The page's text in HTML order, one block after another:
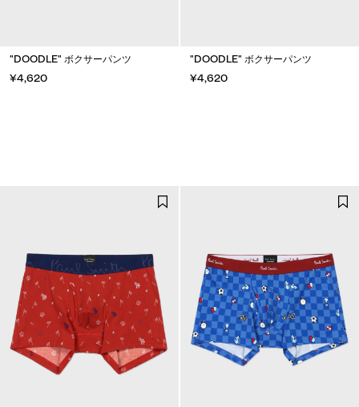
"DOODLE" ボクサーパンツ
¥4,620
"DOODLE" ボクサーパンツ
¥4,620